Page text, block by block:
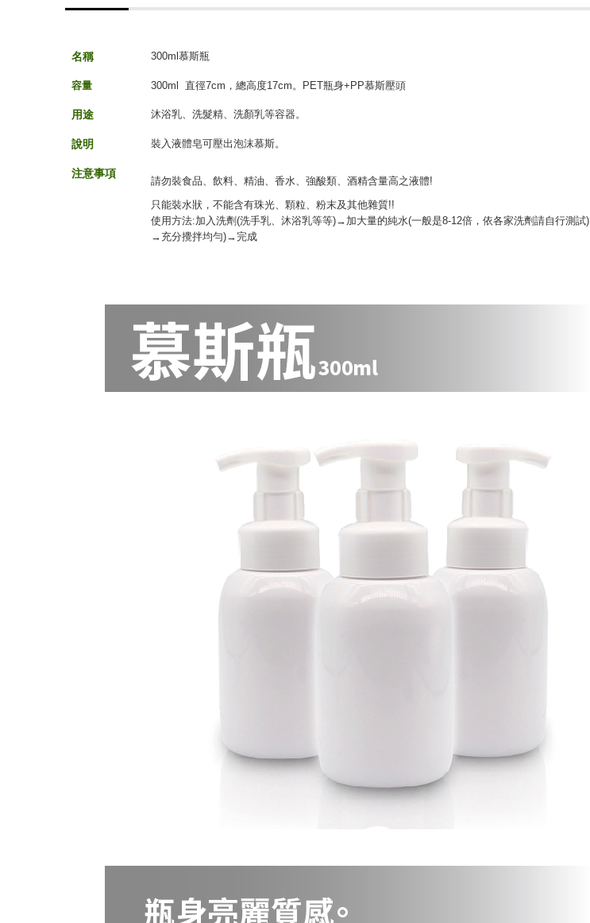
名稱 300ml慕斯瓶
容量 300ml 直徑7cm，總高度17cm。PET瓶身+PP慕斯壓頭
用途 沐浴乳、洗髮精、洗顏乳等容器。
說明 裝入液體皂可壓出泡沫慕斯。
注意事項
請勿裝食品、飲料、精油、香水、強酸類、酒精含量高之液體!
只能裝水狀，不能含有珠光、顆粒、粉末及其他雜質!!
使用方法:加入洗劑(洗手乳、沐浴乳等等)→加大量的純水(一般是8-12倍，依各家洗劑請自行測試)
→充分攪拌均勻)→完成